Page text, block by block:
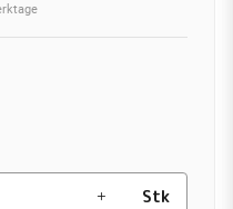
Stk